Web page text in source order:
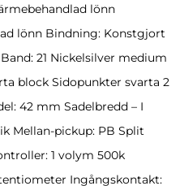
lönn
lönn Bindning: Konstgjort
21 Nickelsilver medium
block Sidopunkter svarta 2
42 mm Sadelbredd – I
Mellan-pickup: PB Split
1 volym 500k
Ingångskontakt: